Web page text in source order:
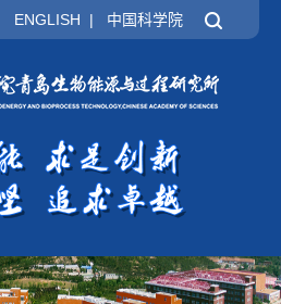
ENGLISH | 中国科学院